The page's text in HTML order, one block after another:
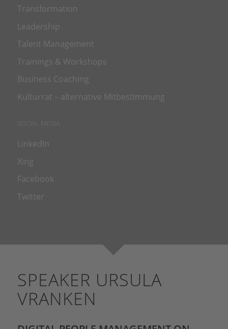
Transformation
Leadership
Talent Management
Trainings & Workshops
Business Coaching
Kulturrat – alternative Mitbestimmung
SOCIAL MEDIA
LinkedIn
Xing
Facebook
Twitter
SPEAKER URSULA
VRANKEN